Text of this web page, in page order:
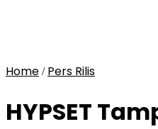
Home / Pers Rilis
HYPSET